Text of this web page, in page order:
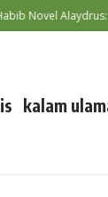
Alaydrus: Sering
kalam